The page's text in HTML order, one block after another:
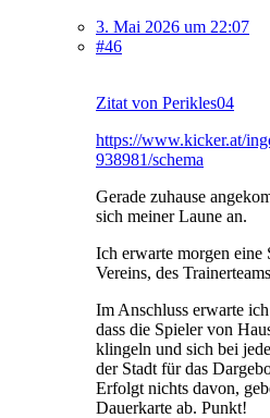
3. Mai 2026 um 22:07
#46
Zitat von Perikles04
https://www.kicker.at/
938981/schema
Gerade zuhause
sich meiner Laune an.
Ich erwarte morgen eine
Vereins, des
Im Anschluss erwarte
dass die Spieler von
klingeln und sich bei
der Stadt für das
Erfolgt nichts davon,
Dauerkarte ab. Punkt!